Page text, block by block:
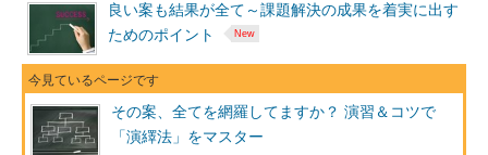
良い案も結果が全て～課題解決の成果を着実に出す
ためのポイント
その案、全てを網羅してますか？ 演習＆コツで
「演繹法」をマスター